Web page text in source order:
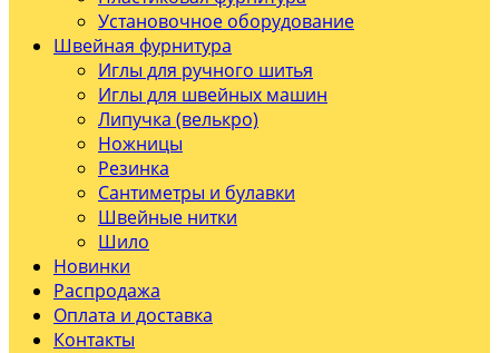
Установочное оборудование
Швейная фурнитура
Иглы для ручного шитья
Иглы для швейных машин
Липучка (велькро)
Ножницы
Резинка
Сантиметры и булавки
Швейные нитки
Шило
Новинки
Распродажа
Оплата и доставка
Контакты